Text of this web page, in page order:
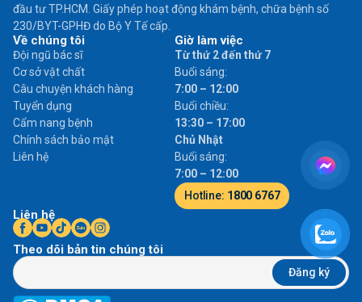
đầu tư TP.HCM. Giấy phép hoạt động khám bệnh, chữa bệnh số
230/BYT-GPHĐ do Bộ Y Tế cấp.
Về chúng tôi
Đội ngũ bác sĩ
Cơ sở vật chất
Câu chuyện khách hàng
Tuyển dụng
Cẩm nang bệnh
Chính sách bảo mật
Liên hệ
Giờ làm việc
Từ thứ 2 đến thứ 7
Buổi sáng:
7:00 – 12:00
Buổi chiều:
13:30 – 17:00
Chủ Nhật
Buổi sáng:
7:00 – 12:00
Hotline: 1800 6767
Liên hệ
Theo dõi bản tin chúng tôi
Đăng ký